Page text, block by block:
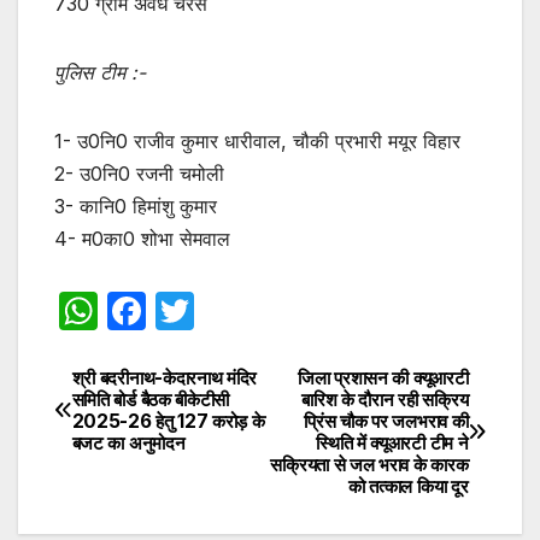
पुलिस टीम :-
1- उ0नि0 राजीव कुमार धारीवाल, चौकी प्रभारी मयूर विहार
2- उ0नि0 रजनी चमोली
3- कानि0 हिमांशु कुमार
4- म0का0 शोभा सेमवाल
W
at
s
A
F
c
e
b
itt
er
Post
navigation
जिला प्रशासन की क्यूआरटी
बारिश के दौरान रही सक्रिय
प्रिंस चौक पर जलभराव की
स्थिति में क्यूआरटी टीम ने
सक्रियता से जल भराव के कारक
को तत्काल किया दूर
श्री बदरीनाथ-केदारनाथ मंदिर
समिति बोर्ड बैठक बीकेटीसी
2025-26 हेतु 127 करोड़ के
बजट का अनुमोदन